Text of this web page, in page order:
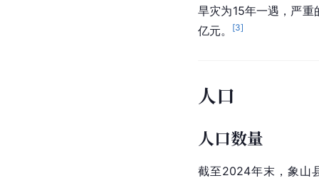
旱灾为15年一遇，严
亿元。
[3]
人口
人口数量
截至2024年末，象山